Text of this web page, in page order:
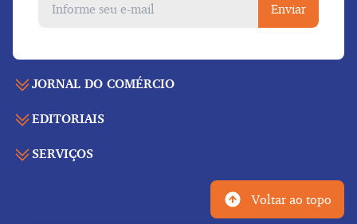
Voltar ao topo
JORNAL DO COMÉRCIO
Capa
EDITORIAIS
Economia
SERVIÇOS
Enviar